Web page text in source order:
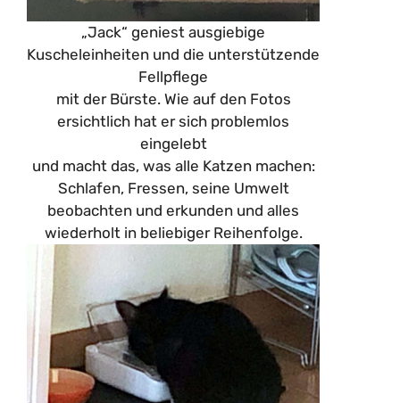
„Jack“ geniest ausgiebige
Kuscheleinheiten und die unterstützende
Fellpflege
mit der Bürste. Wie auf den Fotos
ersichtlich hat er sich problemlos
eingelebt
und macht das, was alle Katzen machen:
Schlafen, Fressen, seine Umwelt
beobachten und erkunden und alles
wiederholt in beliebiger Reihenfolge.